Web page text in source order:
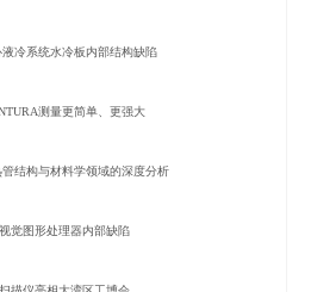
冷系统水冷板内部结构缺陷
测量更简单、更强大
结构与材料学领域的深度分析
觉图形处理器内部缺陷